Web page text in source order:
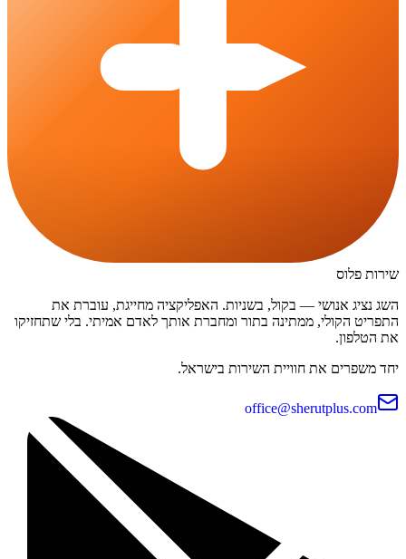
שירות פלוס
השג נציג אנושי — בקול, בשניות. האפליקציה מחייגת, עוברת את
התפריט הקולי, ממתינה בתור ומחברת אותך לאדם אמיתי. בלי שתחזיקו
את הטלפון.
יחד משפרים את חוויית השירות בישראל.
office@sherutplus.com